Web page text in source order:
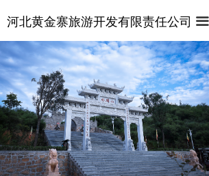
河北黄金寨旅游开发有限责任公司 끀
首页
关于景区
视频专区
管式滑道
悬壁火车
麒麟山索道
新闻中心
这里有最新的公司动态，这里有最新的网站设计、移
动端设计、网页相关内容与你分享